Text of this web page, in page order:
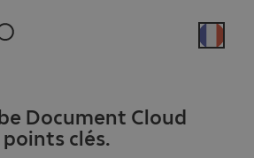
Document Cloud
clés.